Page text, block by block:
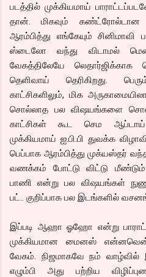
படத்தில் முக்கியமாய்
தான். மிகவும் கண்ட்ரோல்டான
ஆரம்பித்து எங்கேயும்
ஸ்டைலோ வந்து விடாமல்
வேகத்திலேயே லெதார்ஜிக்காக
தெளிவாய் தெரிகிறது.
காட்சிகளிலும், மிக
சொல்லாத பல விஷயங்களை
காட்சிகள் கூட செம ஆப்டாய்
முக்கியமாய் ஐ.பி.பி துவக்க
பெப்பாக ஆரம்பித்து முக்யஸ்தர்
வணக்கம் போட்டு விட்டு மீண்டும்
பாணி என்று பல விஷயங்கள்
பட்.. குறிப்பாக பல இடங்களில்
இப்படி ஆஹா ஓஹோ என்று
முக்கியமான மைனஸ்
வேகம். நிஜமாகவே நம் வாழ்வில்
எழும்பி அது பற்றிய